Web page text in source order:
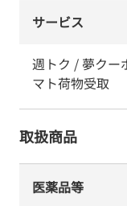
サービス
週トク / 夢クー
マト荷物受取
取扱商品
医薬品等